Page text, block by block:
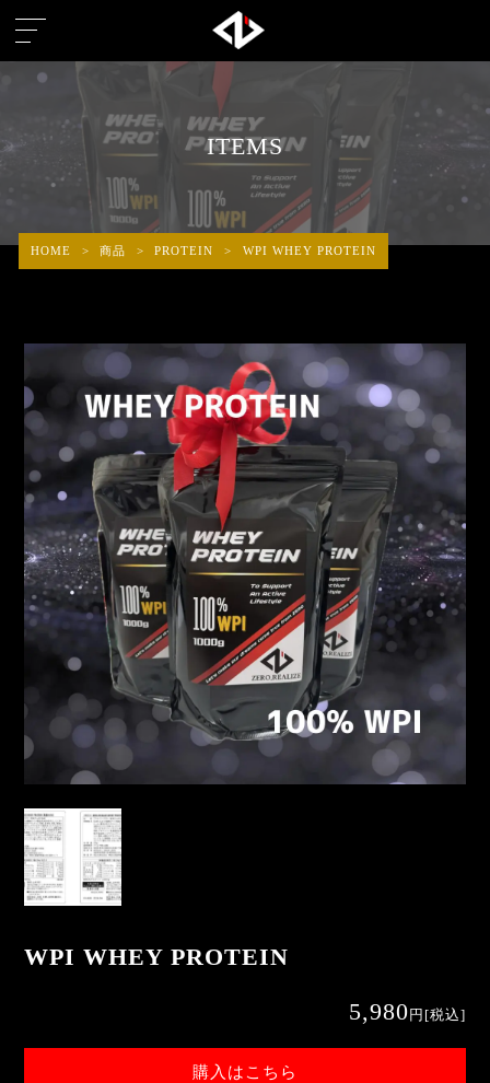
ITEMS
HOME > 商品 > PROTEIN > WPI WHEY PROTEIN
WPI WHEY PROTEIN
5,980 円 [税込]
購入はこちら